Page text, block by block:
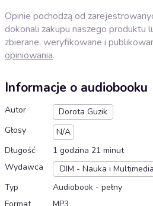
Opinie pochodzą od
dokonali zakupu naszego produktu
zbierane, weryfikowane i
opiniowania.
Informacje o audiobooku
Autor
Dorota Guzik
Głosy
N/A
Długość
1 godzina 21 minut
Wydawca
DIM - Nauka i Multimedia
Typ
Audiobook - pełny